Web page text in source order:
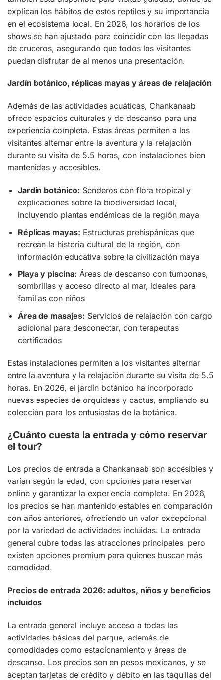
explican los hábitos de estos reptiles y su importancia
en el ecosistema local. En 2026, los horarios de los
shows se han ajustado para coincidir con las llegadas
de cruceros, asegurando que todos los visitantes
puedan disfrutar de al menos una presentación.
Jardín botánico, réplicas mayas y áreas de relajación
Además de las actividades acuáticas, Chankanaab
ofrece espacios culturales y de descanso para una
experiencia completa. Estas áreas permiten a los
visitantes alternar entre la aventura y la relajación
durante su visita de 5.5 horas, con instalaciones bien
mantenidas y accesibles.
Jardín botánico: Senderos con flora tropical y
explicaciones sobre la biodiversidad local,
incluyendo plantas endémicas de la región maya
Réplicas mayas: Estructuras prehispánicas que
recrean la historia cultural de la región, con
información educativa sobre la civilización maya
Playa y piscina: Áreas de descanso con tumbonas,
sombrillas y acceso directo al mar, ideales para
familias con niños
Área de masajes: Servicios de relajación con cargo
adicional para desconectar, con terapeutas
certificados
Estas instalaciones permiten a los visitantes alternar
entre la aventura y la relajación durante su visita de 5.5
horas. En 2026, el jardín botánico ha incorporado
nuevas especies de orquídeas y cactus, ampliando su
colección para los entusiastas de la botánica.
¿Cuánto cuesta la entrada y cómo reservar
el tour?
Los precios de entrada a Chankanaab son accesibles y
varían según la edad, con opciones para reservar
online y garantizar la experiencia completa. En 2026,
los precios se han mantenido estables en comparación
con años anteriores, ofreciendo un valor excepcional
por la variedad de actividades incluidas. La entrada
general cubre todas las atracciones principales, pero
existen opciones premium para quienes buscan más
comodidad.
Precios de entrada 2026: adultos, niños y beneficios
incluidos
La entrada general incluye acceso a todas las
actividades básicas del parque, además de
comodidades como estacionamiento y áreas de
descanso. Los precios son en pesos mexicanos, y se
aceptan tarjetas de crédito y débito en las taquillas del